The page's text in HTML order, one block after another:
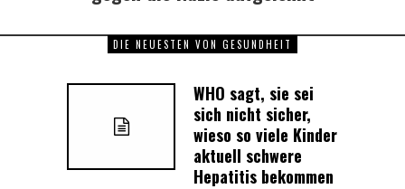
DIE NEUESTEN VON GESUNDHEIT
WHO sagt, sie sei
sich nicht sicher,
wieso so viele Kinder
aktuell schwere
Hepatitis bekommen